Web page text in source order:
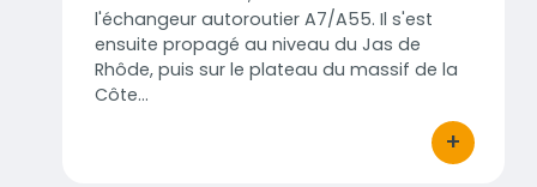
l'échangeur autoroutier A7/A55. Il s'est
ensuite propagé au niveau du Jas de
Rhôde, puis sur le plateau du massif de la
Côte…
+
bouton